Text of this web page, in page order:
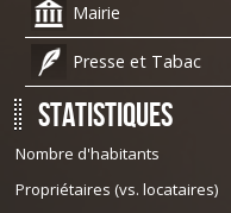
Mairie
Presse et Tabac
Statistiques
Nombre d'habitants
Propriétaires (vs. locataires)